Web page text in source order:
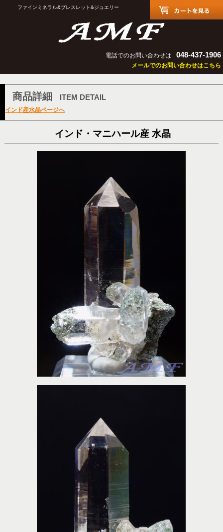
ファインミネラル&ブレスレット&ジュエリー
電話でのお問い合わせは 048-437-1906
メールでのお問い合わせはこちら
商品詳細 ITEM DETAIL
インド産水晶ページへ
インド・マニハール産 水晶